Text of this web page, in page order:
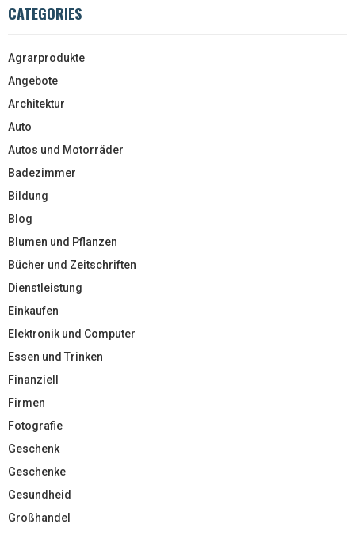
CATEGORIES
Agrarprodukte
Angebote
Architektur
Auto
Autos und Motorräder
Badezimmer
Bildung
Blog
Blumen und Pflanzen
Bücher und Zeitschriften
Dienstleistung
Einkaufen
Elektronik und Computer
Essen und Trinken
Finanziell
Firmen
Fotografie
Geschenk
Geschenke
Gesundheid
Großhandel